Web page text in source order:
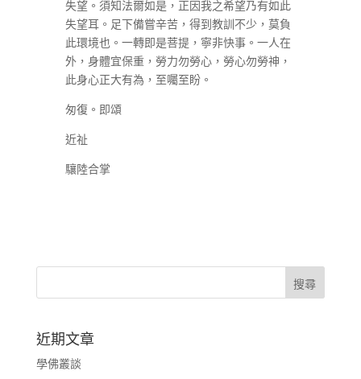
失望。須知法爾如是，正因我之希望乃有如此
失望耳。足下備嘗辛苦，得到教訓不少，莫負
此環境也。一轉即是菩提，寧非快事。一人在
外，身體宜保重，勞力勿勞心，勞心勿勞神，
此身心正大有為，至囑至盼。
匆復。即頌
近祉
驤陸合掌
近期文章
學佛叢談